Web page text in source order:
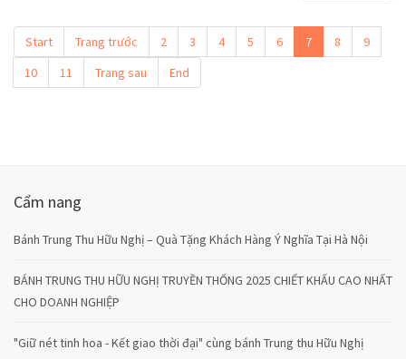
Start Trang trước 2 3 4 5 6 7 8
9
10
11 Trang sau End
Cẩm nang
Bánh Trung Thu Hữu Nghị – Quà Tặng Khách Hàng Ý Nghĩa Tại Hà Nội
BÁNH TRUNG THU HỮU NGHỊ TRUYỀN THỐNG 2025 CHIẾT KHẤU CAO NHẤT
CHO DOANH NGHIỆP
"Giữ nét tinh hoa - Kết giao thời đại" cùng bánh Trung thu Hữu Nghị